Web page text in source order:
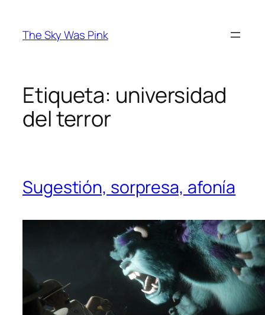
contenido
The Sky Was Pink
Etiqueta: universidad
del terror
Sugestión, sorpresa, afonía